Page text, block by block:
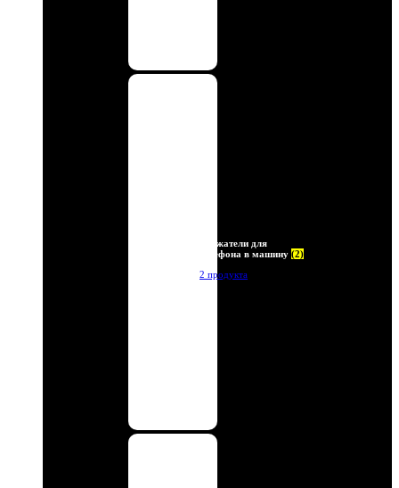
Держатели для
телефона в машину (2)
2 продукта